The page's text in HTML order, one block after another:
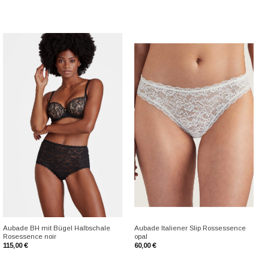
Aubade BH mit Bügel Halbschale
Rosessence noir
115,00€
+
Aubade Italiener Slip Rossessence
opal
60,00€